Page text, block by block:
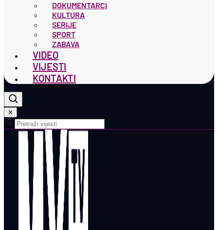
DOKUMENTARCI
KULTURA
SERIJE
SPORT
ZABAVA
VIDEO
VIJESTI
KONTAKTI
✕